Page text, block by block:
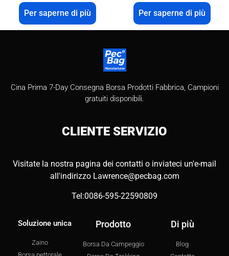
Per saperne di più Per saperne di più
Cina Prima 7-Day Consegna Borsa Prodotti Fabbrica, Campioni
gratuiti disponibili.
CLIENTE SERVIZIO
Visitate la nostra pagina dei contatti o inviateci un'e-mail
all'indirizzo Lawrence@pecbag.com
Tel:0086-595-22590809
Soluzione unica
Zaino
Prodotto
Borsa Da Campeggio
Di più
Blog